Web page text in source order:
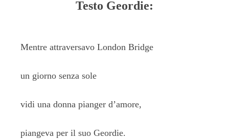
Testo Geordie:
Mentre attraversavo London Bridge
un giorno senza sole
vidi una donna pianger d’amore,
piangeva per il suo Geordie.